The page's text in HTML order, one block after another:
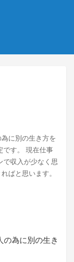
に別の生き方を
です。 現在仕事
で収入が少なく思
ばと思います。
の為に別の生き